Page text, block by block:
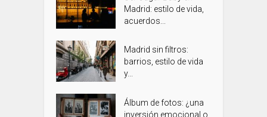
Madrid: estilo de vida,
acuerdos...
Madrid sin filtros:
barrios, estilo de vida
y...
Álbum de fotos: ¿una
inversión emocional o